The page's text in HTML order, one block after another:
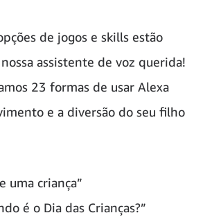
de jogos e skills estão
assistente de voz querida!
23 formas de usar Alexa
e a diversão do seu filho
uma criança”
é o Dia das Crianças?”